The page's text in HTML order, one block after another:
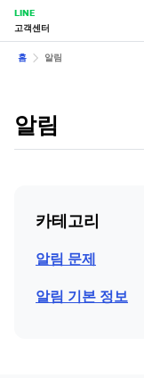
LINE
고객센터
홈 알림
알림
카테고리
알림 문제
알림 기본 정보